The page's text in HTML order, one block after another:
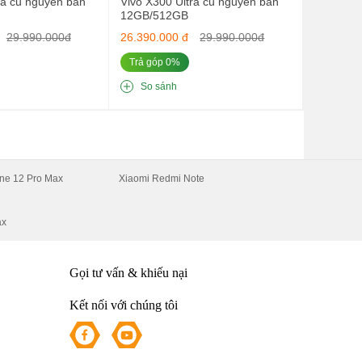
29.990.000đ
12GB/512GB
26.390.000 đ
29.990.000đ
Trả góp 0%
So sánh
12 Pro Max
Xiaomi Redmi Note
Gọi tư vấn & khiếu nại
Kết nối với chúng tôi